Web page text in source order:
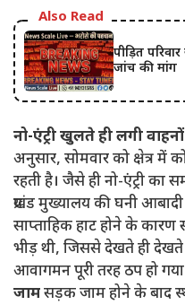
Also Read
पीड़ित
जांच की मांग
नो-एंट्री खुलते ही लगी
अनुसार, सोमवार को क्षेत्र में
रहती है। जैसे ही नो-एंट्री
प्रखंड मुख्यालय की घनी आबादी
साप्ताहिक हाट होने के
भीड़ थी, जिससे देखते ही
आवागमन पूरी तरह ठप हो
जामसड़क जाम होने के बाद